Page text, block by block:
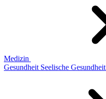
Medizin
Gesundheit Seelische Gesundheit